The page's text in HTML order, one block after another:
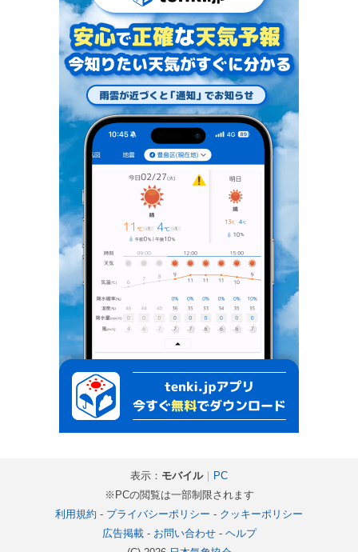
表示： モバイル｜
PC
※PCの閲覧は一部制限されます
利用規約 - プライバシーポリシー - クッキーポリシー
広告掲載- お問い合わせ- ヘルプ